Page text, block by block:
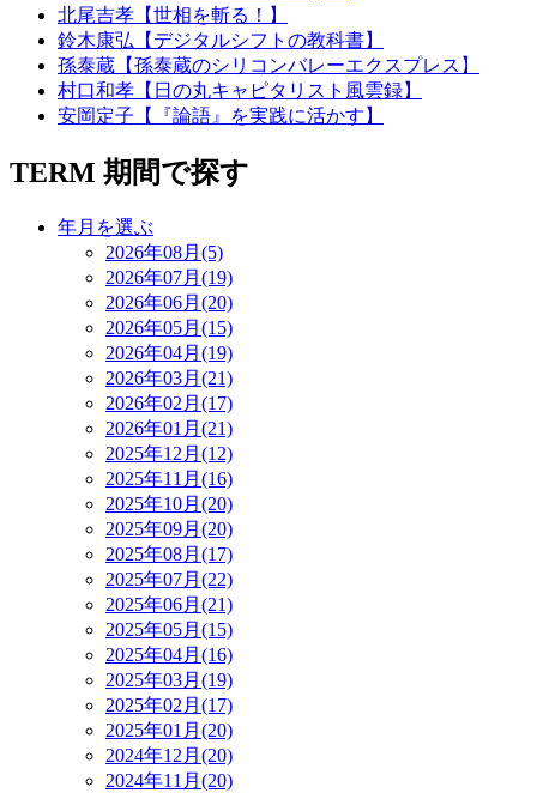
北尾吉孝【世相を斬る！】
鈴木康弘【デジタルシフトの教科書】
孫泰蔵【孫泰蔵のシリコンバレーエクスプレス】
村口和孝【日の丸キャピタリスト風雲録】
安岡定子【『論語』を実践に活かす】
TERM 期間で探す
年月を選ぶ
2026年08月(5)
2026年07月(19)
2026年06月(20)
2026年05月(15)
2026年04月(19)
2026年03月(21)
2026年02月(17)
2026年01月(21)
2025年12月(12)
2025年11月(16)
2025年10月(20)
2025年09月(20)
2025年08月(17)
2025年07月(22)
2025年06月(21)
2025年05月(15)
2025年04月(16)
2025年03月(19)
2025年02月(17)
2025年01月(20)
2024年12月(20)
2024年11月(20)